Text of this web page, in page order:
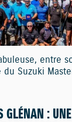
entre
Suzuki
GLÉNAN :